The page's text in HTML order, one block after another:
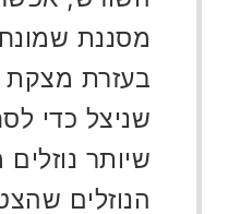
מסננת
בעזרת
שניצל כדי
שיותר
הנוזלים